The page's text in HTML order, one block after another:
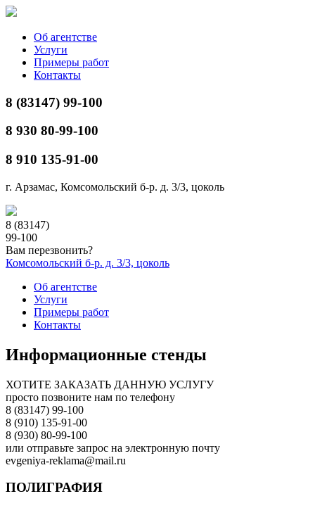
Об агентстве
Услуги
Примеры работ
Контакты
8 (83147) 99-100
8 930 80-99-100
8 910 135-91-00
г. Арзамас, Комсомольский б-р. д. 3/3, цоколь
8 (83147)
99-100
Вам перезвонить?
Комсомольский б-р. д. 3/3, цоколь
Об агентстве
Услуги
Примеры работ
Контакты
Информационные стенды
ХОТИТЕ ЗАКАЗАТЬ ДАННУЮ УСЛУГУ
просто позвоните нам по телефону
8 (83147) 99-100
8 (910) 135-91-00
8 (930) 80-99-100
или отправьте запрос на электронную почту
evgeniya-reklama@mail.ru
ПОЛИГРАФИЯ